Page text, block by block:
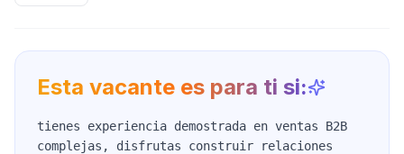
Esta vacante es para ti si:
tienes experiencia demostrada en ventas B2B
complejas, disfrutas construir relaciones